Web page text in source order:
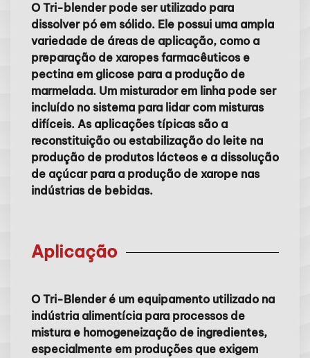
O Tri-blender pode ser utilizado para
dissolver pó em sólido. Ele possui uma ampla
variedade de áreas de aplicação, como a
preparação de xaropes farmacêuticos e
pectina em glicose para a produção de
marmelada. Um misturador em linha pode ser
incluído no sistema para lidar com misturas
difíceis. As aplicações típicas são a
reconstituição ou estabilização do leite na
produção de produtos lácteos e a dissolução
de açúcar para a produção de xarope nas
indústrias de bebidas.
Aplicação
O Tri-Blender é um equipamento utilizado na
indústria alimentícia para processos de
mistura e homogeneização de ingredientes,
especialmente em produções que exigem